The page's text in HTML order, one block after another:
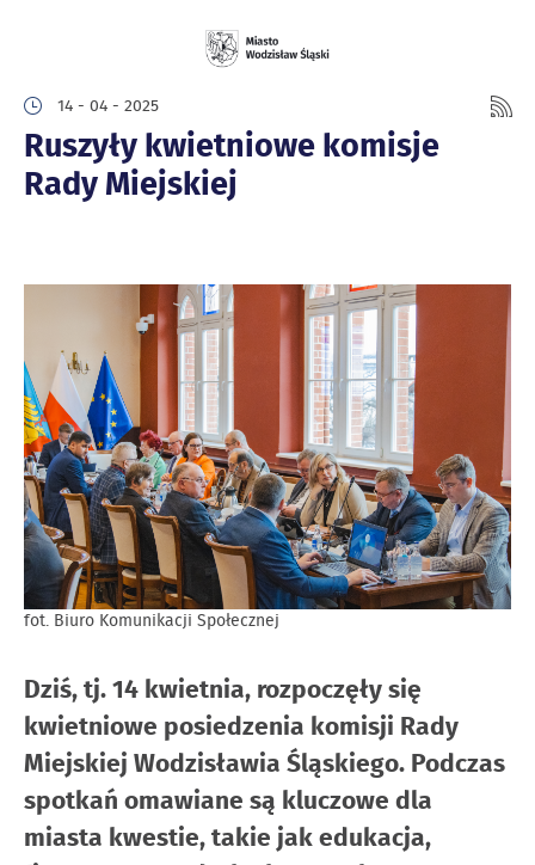
14 - 04 - 2025
Ruszyły kwietniowe komisje
Rady Miejskiej
fot. Biuro Komunikacji Społecznej
Dziś, tj. 14 kwietnia, rozpoczęły się
kwietniowe posiedzenia komisji Rady
Miejskiej Wodzisławia Śląskiego. Podczas
spotkań omawiane są kluczowe dla
miasta kwestie, takie jak edukacja,